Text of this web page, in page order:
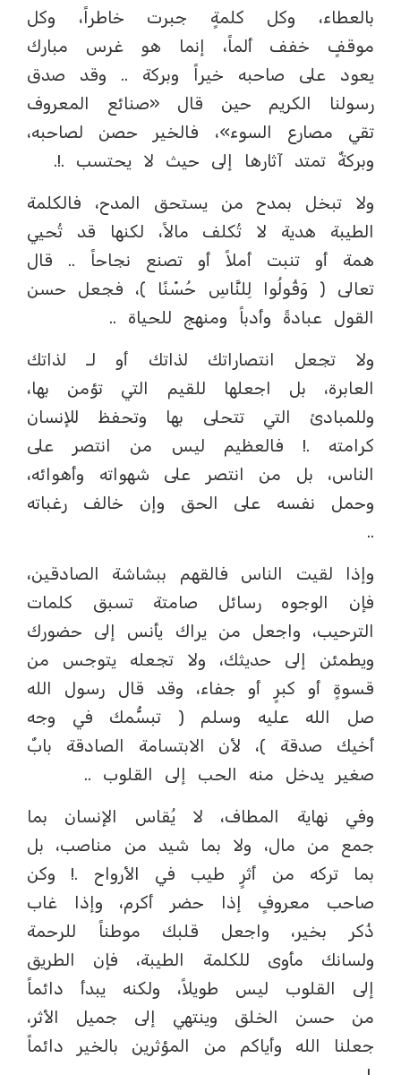
بالعطاء، وكل كلمةٍ جبرت خاطراً، وكل
موقفٍ خفف ألماً، إنما هو غرس مبارك
يعود على صاحبه خيراً وبركة .. وقد صدق
رسولنا الكريم حين قال «صنائع المعروف
تقي مصارع السوء»، فالخير حصن لصاحبه،
وبركةٌ تمتد آثارها إلى حيث لا يحتسب .!.
ولا تبخل بمدح من يستحق المدح، فالكلمة
الطيبة هدية لا تُكلف مالاً، لكنها قد تُحيي
همة أو تنبت أملاً أو تصنع نجاحاً .. قال
تعالى ﴿ وَقُولُوا لِلنَّاسِ حُسْنًا ﴾، فجعل حسن
القول عبادةً وأدباً ومنهج للحياة ..
ولا تجعل انتصاراتك لذاتك أو لـ لذاتك
العابرة، بل اجعلها للقيم التي تؤمن بها،
وللمبادئ التي تتحلى بها وتحفظ للإنسان
كرامته .! فالعظيم ليس من انتصر على
الناس، بل من انتصر على شهواته وأهوائه،
وحمل نفسه على الحق وإن خالف رغباته
..
وإذا لقيت الناس فالقهم ببشاشة الصادقين،
فإن الوجوه رسائل صامتة تسبق كلمات
الترحيب، واجعل من يراك يأنس إلى حضورك
ويطمئن إلى حديثك، ولا تجعله يتوجس من
قسوةٍ أو كبرٍ أو جفاء، وقد قال رسول الله
صل الله عليه وسلم ( تبسُّمك في وجه
أخيك صدقة )، لأن الابتسامة الصادقة بابٌ
صغير يدخل منه الحب إلى القلوب ..
وفي نهاية المطاف، لا يُقاس الإنسان بما
جمع من مال، ولا بما شيد من مناصب، بل
بما تركه من أثرٍ طيب في الأرواح .! وكن
صاحب معروفٍ إذا حضر أكرم، وإذا غاب
ذُكر بخير، واجعل قلبك موطناً للرحمة
ولسانك مأوى للكلمة الطيبة، فإن الطريق
إلى القلوب ليس طويلاً، ولكنه يبدأ دائماً
من حسن الخلق وينتهي إلى جميل الأثر،
جعلنا الله وأياكم من المؤثرين بالخير دائماً